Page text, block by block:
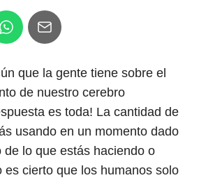
que la gente tiene sobre el
de nuestro cerebro
es toda! La cantidad de
usando en un momento dado
lo que estás haciendo o
es cierto que los humanos solo